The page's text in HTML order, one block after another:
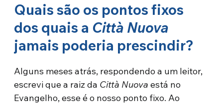
Quais são os pontos fixos
dos quais a Città Nuova
jamais poderia prescindir?
Alguns meses atrás, respondendo a um leitor,
escrevi que a raiz da Città Nuova está no
Evangelho, esse é o nosso ponto fixo. Ao